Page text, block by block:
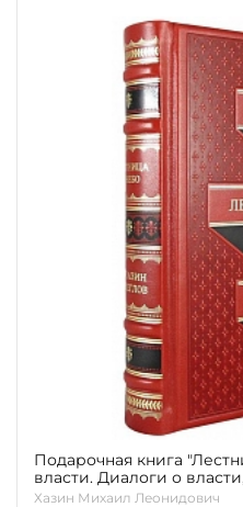
Подарочная книга
власти. Диалоги о
элите" Хазин М. Л.,
Хазин Михаил Леонидович